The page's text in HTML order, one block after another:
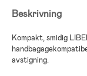
Beskrivning
Kompakt, smidig
avstigning.